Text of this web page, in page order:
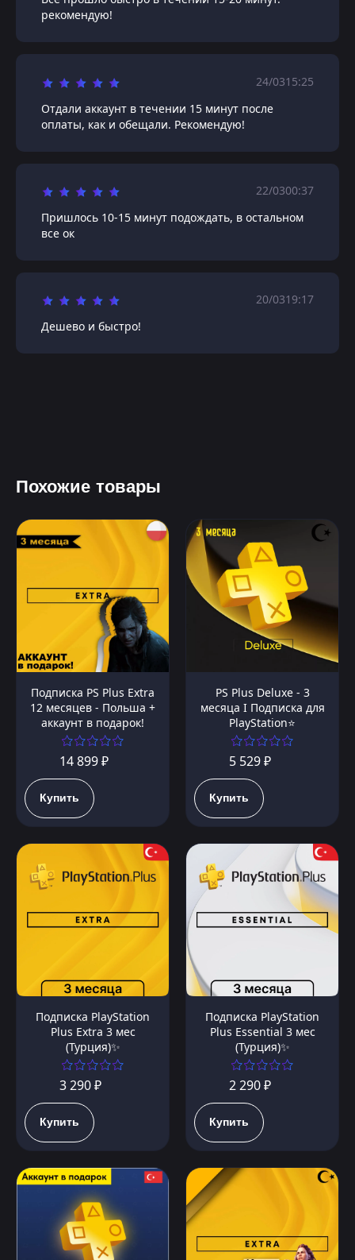
рекомендую!
24/0315:25
Отдали аккаунт в течении 15 минут после
оплаты, как и обещали. Рекомендую!
22/0300:37
Пришлось 10-15 минут подождать, в остальном
все ок
20/0319:17
Дешево и быстро!
Похожие товары
Подписка PS Plus Extra
12 месяцев - Польша +
аккаунт в подарок!
14 899 ₽
Купить
PS Plus Deluxe - 3
месяца I Подписка для
PlayStation⭐️
5 529 ₽
Купить
Подписка PlayStation
Plus Extra 3 мес
(Турция)✨
3 290 ₽
Купить
Подписка PlayStation
Plus Essential 3 мес
(Турция)✨
2 290 ₽
Купить